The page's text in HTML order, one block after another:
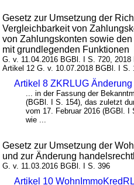
Gesetz zur Umsetzung der
Vergleichbarkeit von
von Zahlungskonten sowie
mit grundlegenden Funktionen
G. v. 11.04.2016 BGBl. I S. 720,
Artikel 12 G. v. 10.07.2018 BGBl. I S.
Artikel 8 ZKRLUG
... in der Fassung der
(BGBl. I S. 154), das zuletzt
vom 17. Februar 2016 (BGBl. I
wie ...
Gesetz zur Umsetzung der
und zur Änderung
G. v. 11.03.2016 BGBl. I S. 396
Artikel 10